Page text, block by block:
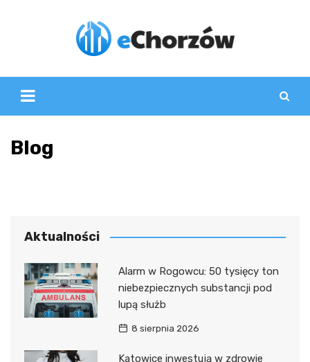
Blog
Aktualności
Alarm w Rogowcu: 50 tysięcy ton
niebezpiecznych substancji pod
lupą służb
8 sierpnia 2026
Katowice inwestują w zdrowie